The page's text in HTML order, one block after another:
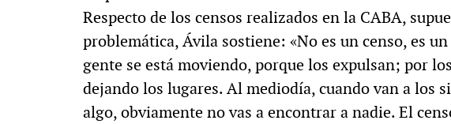
Respecto de los censos realizados en la CABA,
problemática, Ávila sostiene: «No es un censo, es
gente se está moviendo, porque los expulsan; por
dejando los lugares. Al mediodía, cuando van a los
algo, obviamente no vas a encontrar a nadie. El